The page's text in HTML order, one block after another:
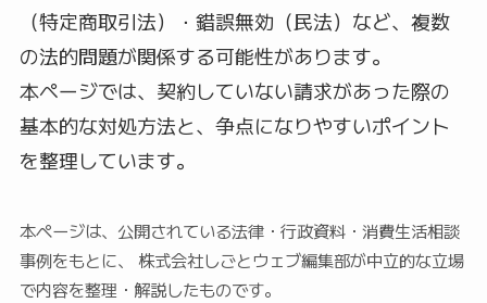
（特定商取引法）・錯誤無効（民法）など、複数
の法的問題が関係する可能性があります。
本ページでは、契約していない請求があった際の
基本的な対処方法と、争点になりやすいポイント
を整理しています。
本ページは、公開されている法律・行政資料・消費生活相談
事例をもとに、 株式会社しごとウェブ編集部が中立的な立場
で内容を整理・解説したものです。